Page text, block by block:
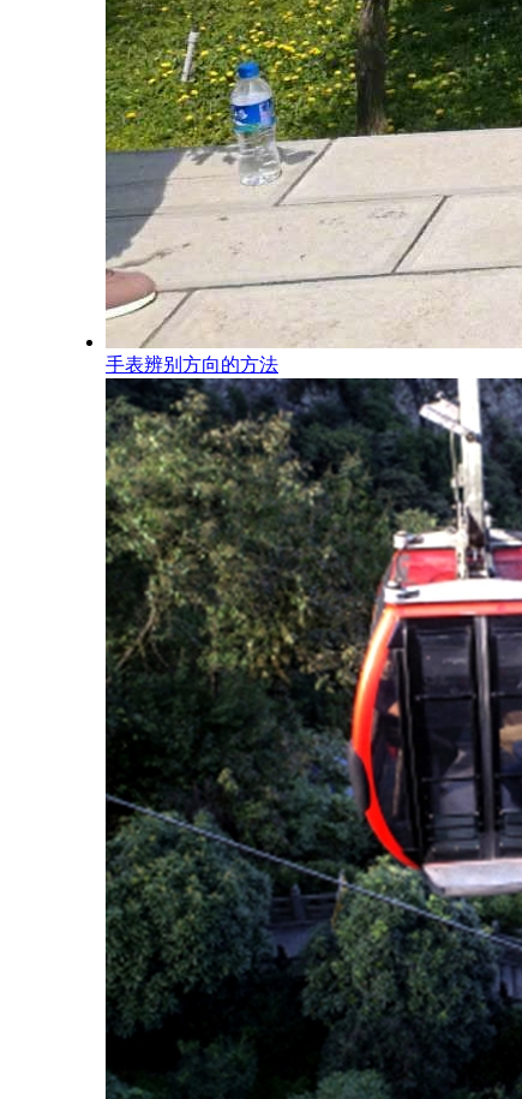
手表辨别方向的方法